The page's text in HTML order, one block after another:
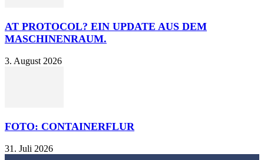
AT PROTOCOL? EIN UPDATE AUS DEM
MASCHINENRAUM.
3. August 2026
FOTO: CONTAINERFLUR
31. Juli 2026